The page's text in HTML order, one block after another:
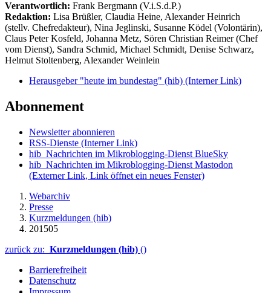
Verantwortlich: Frank Bergmann (V.i.S.d.P.)
Redaktion: Lisa Brüßler, Claudia Heine, Alexander Heinrich
(stellv. Chefredakteur), Nina Jeglinski, Susanne Ködel (Volontärin),
Claus Peter Kosfeld, Johanna Metz, Sören Christian Reimer (Chef
vom Dienst), Sandra Schmid, Michael Schmidt, Denise Schwarz,
Helmut Stoltenberg, Alexander Weinlein
Herausgeber "heute im bundestag" (hib) (Interner Link)
Abonnement
Newsletter abonnieren
RSS-Dienste (Interner Link)
hib_Nachrichten im Mikroblogging-Dienst BlueSky
hib_Nachrichten im Mikroblogging-Dienst Mastodon
(Externer Link, Link öffnet ein neues Fenster)
Webarchiv
Presse
Kurzmeldungen (hib)
201505
zurück zu: Kurzmeldungen (hib) ()
Barrierefreiheit
Datenschutz